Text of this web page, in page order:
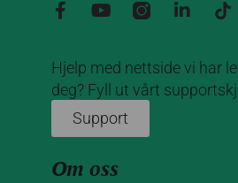
Hjelp med nettside vi har
deg? Fyll ut vårt
Support
Om oss